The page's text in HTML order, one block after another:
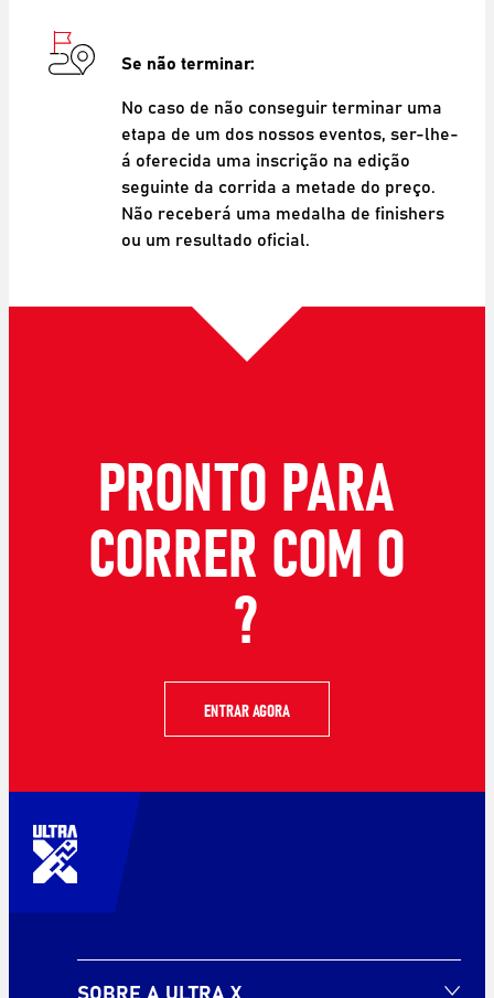
Se não terminar:
No caso de não conseguir terminar uma
etapa de um dos nossos eventos, ser-lhe-
á oferecida uma inscrição na edição
seguinte da corrida a metade do preço.
Não receberá uma medalha de finishers
ou um resultado oficial.
PRONTO PARA
CORRER COM O
?
ENTRAR AGORA